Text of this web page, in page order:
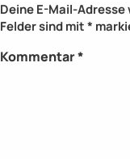
Deine E-Mail-
Felder sind mit*
Kommentar*